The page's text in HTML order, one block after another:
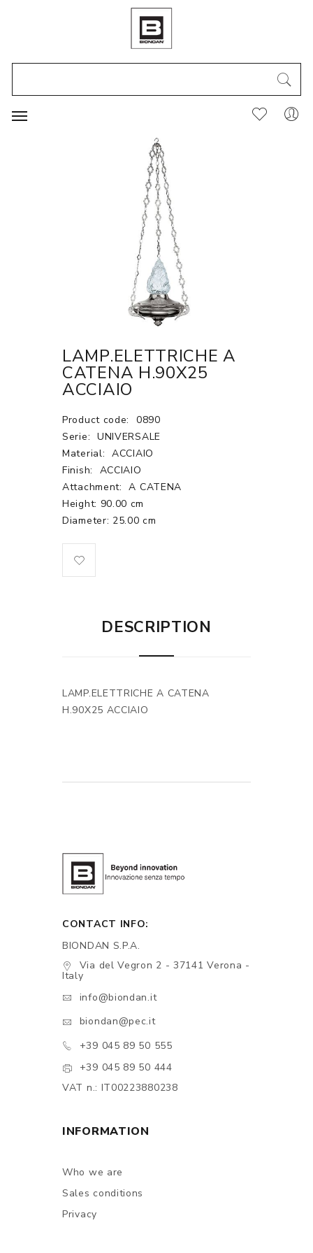
LAMP.ELETTRICHE A
CATENA H.90X25
ACCIAIO
Product code:
0890
Serie: UNIVERSALE
Material: ACCIAIO
Finish:
ACCIAIO
Attachment:
A CATENA
Height: 90.00 cm
Diameter: 25.00 cm
DESCRIPTION
LAMP.ELETTRICHE A CATENA
H.90X25 ACCIAIO
CONTACT INFO:
BIONDAN S.P.A.
Via del Vegron 2 - 37141 Verona -
Italy
info@biondan.it
biondan@pec.it
+39 045 89 50 555
+39 045 89 50 444
VAT n.: IT00223880238
INFORMATION
Who we are
Sales conditions
Privacy